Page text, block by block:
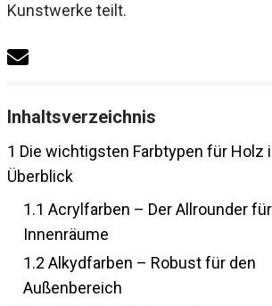
Kunstwerke teilt.
Inhaltsverzeichnis
1 Die wichtigsten Farbtypen für Holz
Überblick
1.1 Acrylfarben – Der Allrounder für
Innenräume
1.2 Alkydfarben – Robust für den
Außenbereich